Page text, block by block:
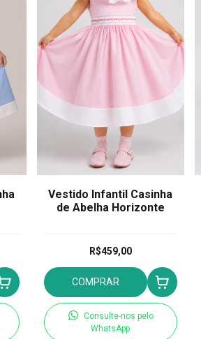
Vestido Infantil Casinha
de Abelha Horizonte
R$459,00
COMPRAR
Consulte-nos pelo
WhatsApp